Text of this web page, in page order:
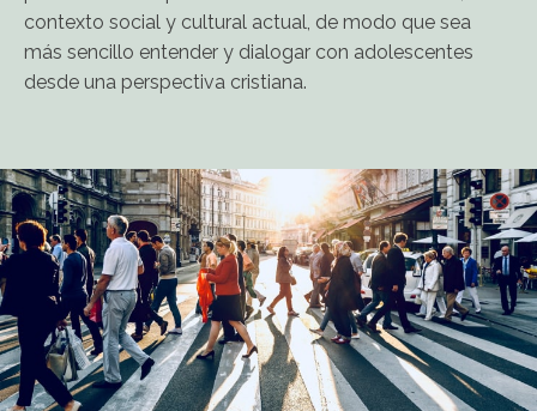
contexto social y cultural actual, de modo que sea
más sencillo entender y dialogar con adolescentes
desde una perspectiva cristiana.